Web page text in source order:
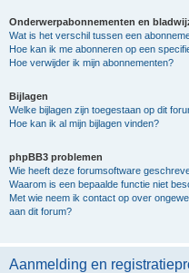
Onderwerpabonnementen en
Wat is het verschil tussen een
Hoe kan ik me abonneren op een
Hoe verwijder ik mijn abonnementen?
Bijlagen
Welke bijlagen zijn toegestaan op dit
Hoe kan ik al mijn bijlagen vinden?
phpBB3 problemen
Wie heeft deze forumsoftware
Waarom is een bepaalde functie niet
Met wie neem ik contact op over
aan dit forum?
Aanmelding en